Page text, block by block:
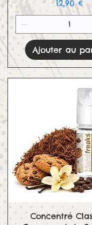
Prix
12,90 €
Ajouter au
Aperçu
Concentré